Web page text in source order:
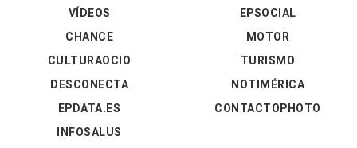
VÍDEOS
EPSOCIAL
CHANCE
CULTURAOCIO
DESCONECTA
EPDATA.ES
INFOSALUS
MOTOR
TURISMO
NOTIMÉRICA
CONTACTOPHOTO